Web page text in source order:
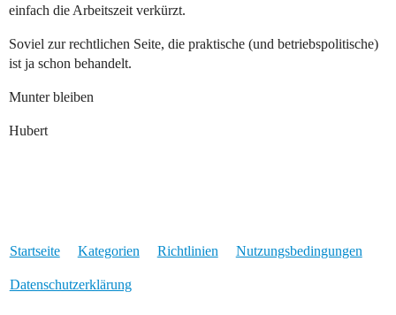
einfach die Arbeitszeit verkürzt.
Soviel zur rechtlichen Seite, die praktische (und betriebspolitische)
ist ja schon behandelt.
Munter bleiben
Hubert
Startseite Kategorien Richtlinien Nutzungsbedingungen
Datenschutzerklärung